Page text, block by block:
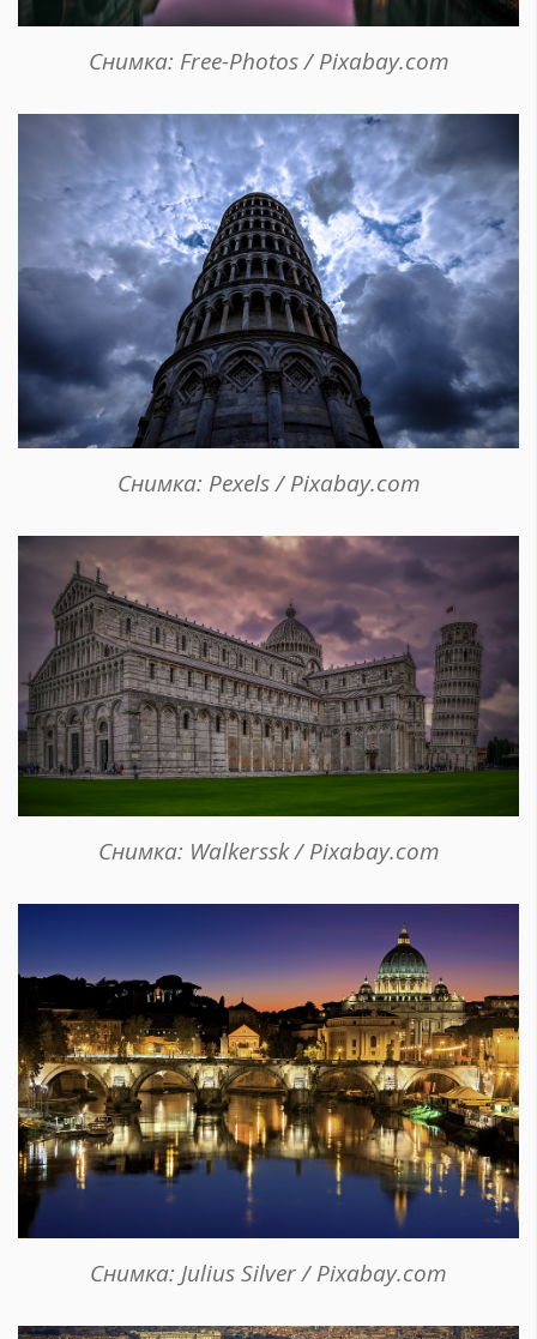
Снимка: Free-Photos / Pixabay.com
Снимка: Pexels / Pixabay.com
Снимка: Walkerssk / Pixabay.com
Снимка: Julius Silver / Pixabay.com